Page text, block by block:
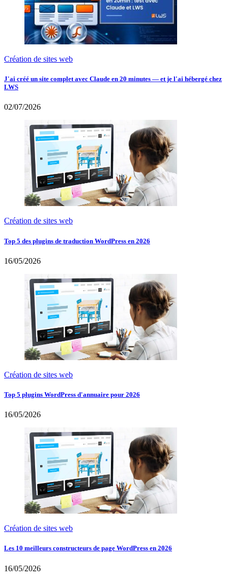
Création de sites web
J'ai créé un site complet avec Claude en 20 minutes — et je l'ai hébergé chez
LWS
02/07/2026
Création de sites web
Top 5 des plugins de traduction WordPress en 2026
16/05/2026
Création de sites web
Top 5 plugins WordPress d'annuaire pour 2026
16/05/2026
Création de sites web
Les 10 meilleurs constructeurs de page WordPress en 2026
16/05/2026